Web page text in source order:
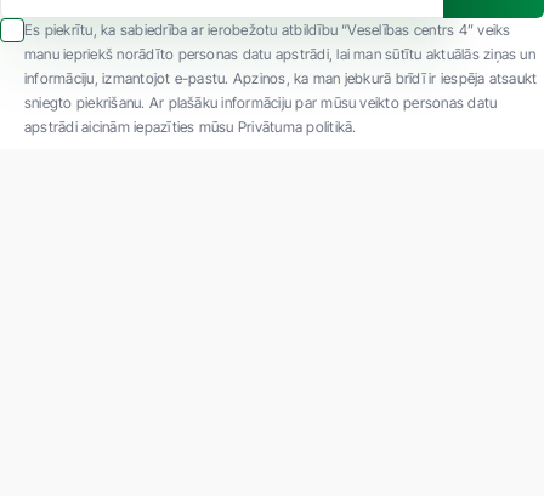
Es piekrītu, ka sabiedrība ar ierobežotu atbildību “Veselības centrs 4” veiks
manu iepriekš norādīto personas datu apstrādi, lai man sūtītu aktuālās ziņas un
informāciju, izmantojot e-pastu. Apzinos, ka man jebkurā brīdī ir iespēja atsaukt
sniegto piekrišanu. Ar plašāku informāciju par mūsu veikto personas datu
apstrādi aicinām iepazīties mūsu Privātuma politikā.